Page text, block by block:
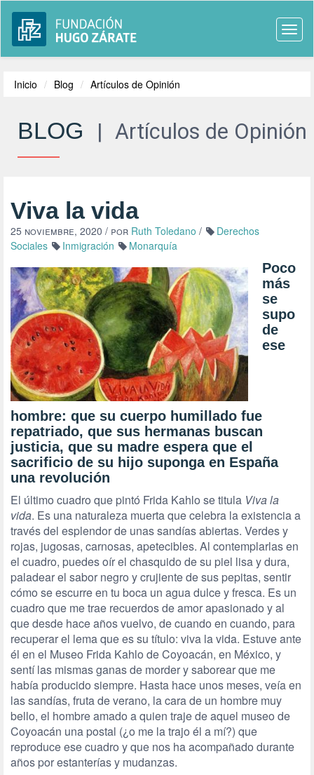
Inicio Blog Artículos de Opinión
BLOG | Artículos de Opinión
Viva la vida
25 noviembre, 2020 / por Ruth Toledano /
Derechos
Sociales
Inmigración Monarquía
Poco
más
se
supo
de
ese
hombre: que su cuerpo humillado fue
repatriado, que sus hermanas buscan
justicia, que su madre espera que el
sacrificio de su hijo suponga en España
una revolución
El último cuadro que pintó Frida Kahlo se titula Viva la
vida. Es una naturaleza muerta que celebra la existencia a
través del esplendor de unas sandías abiertas. Verdes y
rojas, jugosas, carnosas, apetecibles. Al contemplarlas en
el cuadro, puedes oír el chasquido de su piel lisa y dura,
paladear el sabor negro y crujiente de sus pepitas, sentir
cómo se escurre en tu boca un agua dulce y fresca. Es un
cuadro que me trae recuerdos de amor apasionado y al
que desde hace años vuelvo, de cuando en cuando, para
recuperar el lema que es su título: viva la vida. Estuve ante
él en el Museo Frida Kahlo de Coyoacán, en México, y
sentí las mismas ganas de morder y saborear que me
había producido siempre. Hasta hace unos meses, veía en
las sandías, fruta de verano, la cara de un hombre muy
bello, el hombre amado a quien traje de aquel museo de
Coyoacán una postal (¿o me la trajo él a mí?) que
reproduce ese cuadro y que nos ha acompañado durante
años por estanterías y mudanzas.